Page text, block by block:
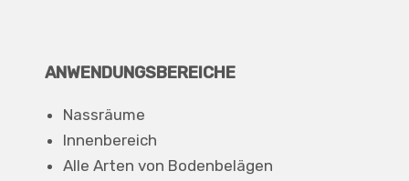
ANWENDUNGSBEREICHE
Nassräume
Innenbereich
Alle Arten von Bodenbelägen